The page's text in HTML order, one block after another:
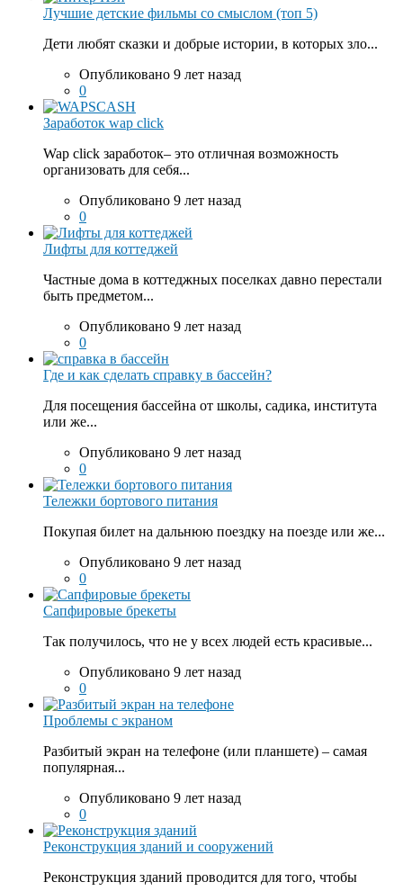
Лучшие детские фильмы со смыслом (топ 5)
Дети любят сказки и добрые истории, в которых зло...
Опубликовано 9 лет назад
0
Заработок wap click
Wap click заработок– это отличная возможность
организовать для себя...
Опубликовано 9 лет назад
0
Лифты для коттеджей
Частные дома в коттеджных поселках давно перестали
быть предметом...
Опубликовано 9 лет назад
0
Где и как сделать справку в бассейн?
Для посещения бассейна от школы, садика, института
или же...
Опубликовано 9 лет назад
0
Тележки бортового питания
Покупая билет на дальнюю поездку на поезде или же...
Опубликовано 9 лет назад
0
Сапфировые брекеты
Так получилось, что не у всех людей есть красивые...
Опубликовано 9 лет назад
0
Проблемы с экраном
Разбитый экран на телефоне (или планшете) – самая
популярная...
Опубликовано 9 лет назад
0
Реконструкция зданий и сооружений
Реконструкция зданий проводится для того, чтобы